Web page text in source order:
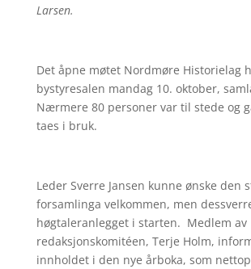
Larsen.
Det åpne møtet Nordmøre Historielag
bystyresalen mandag 10. oktober,
Nærmere 80 personer var til stede og
taes i bruk.
Leder Sverre Jansen kunne ønske den
forsamlinga velkommen, men
høgtaleranlegget i starten. Medlem av
redaksjonskomitéen, Terje Holm,
innholdet i den nye årboka, som